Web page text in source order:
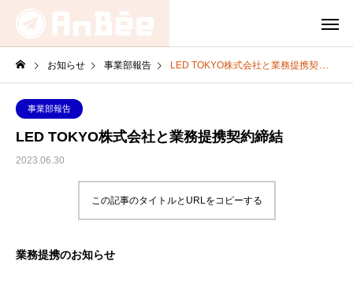
お知らせ 事業部報告 LED TOKYO株式会社と業務提携契約締結
事業部報告
LED TOKYO株式会社と業務提携契約締結
2023.06.30
この記事のタイトルとURLをコピーする
業務提携のお知らせ